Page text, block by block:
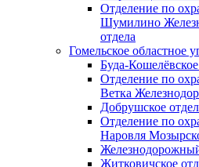
Отделение по
Шумилино
отдела
Гомельское областное
Буда-
Отделение по
Ветка
Добрушское
Отделение по
Наровля
Житковичское